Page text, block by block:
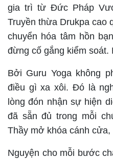
gia trì từ Đức Pháp
Truyền thừa Drukpa cao
chuyển hóa tâm hồn
đừng cố gắng kiểm soát.
Bởi Guru Yoga không
điều gì xa xôi. Đó là
lòng đón nhận sự hiện
đã sẵn đủ trong mỗi
Thầy mở khóa cánh
Nguyện cho mỗi bước